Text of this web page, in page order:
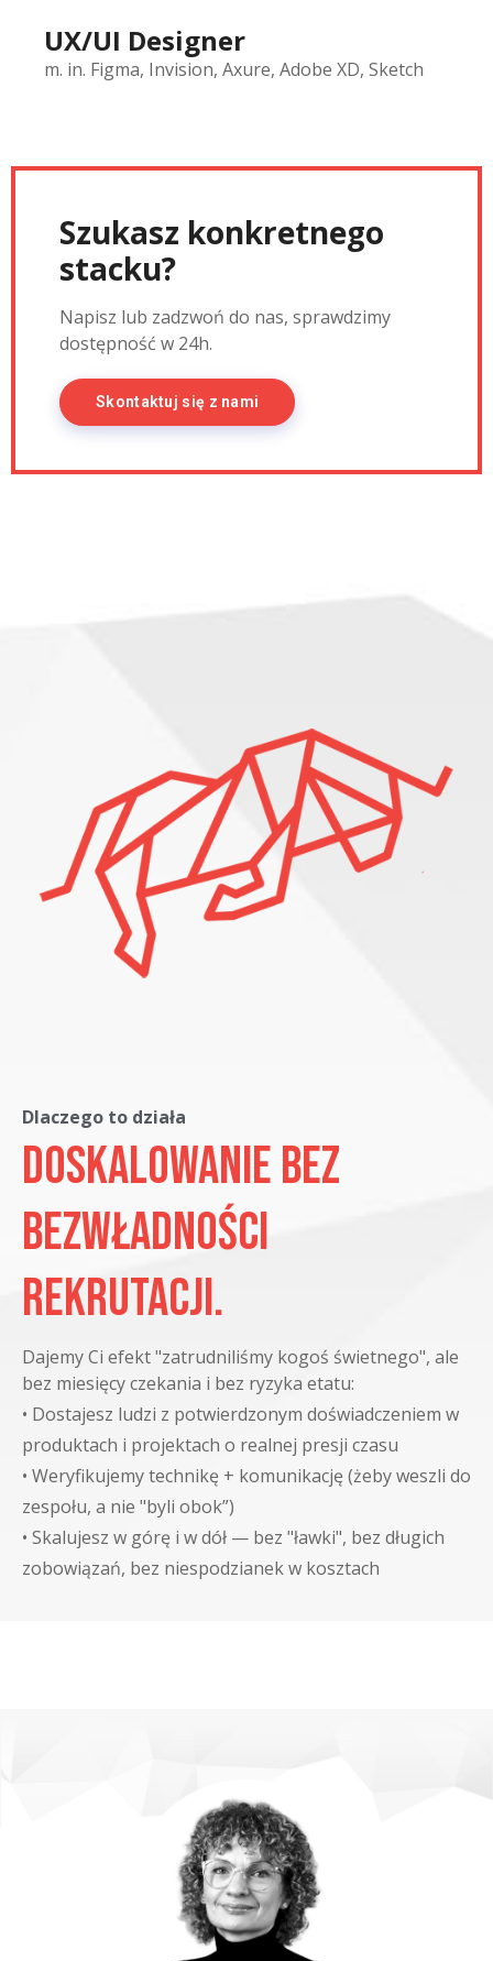
UX/UI Designer
m. in. Figma, Invision, Axure, Adobe XD, Sketch
Szukasz konkretnego
stacku?
Napisz lub zadzwoń do nas, sprawdzimy
dostępność w 24h.
Skontaktuj się z nami
Dlaczego to działa
Doskalowanie bez
bezwładności
rekrutacji.
Dajemy Ci efekt "zatrudniliśmy kogoś świetnego", ale
bez miesięcy czekania i bez ryzyka etatu:
• Dostajesz ludzi z potwierdzonym doświadczeniem w
produktach i projektach o realnej presji czasu
• Weryfikujemy technikę + komunikację (żeby weszli do
zespołu, a nie "byli obok”)
• Skalujesz w górę i w dół — bez "ławki", bez długich
zobowiązań, bez niespodzianek w kosztach